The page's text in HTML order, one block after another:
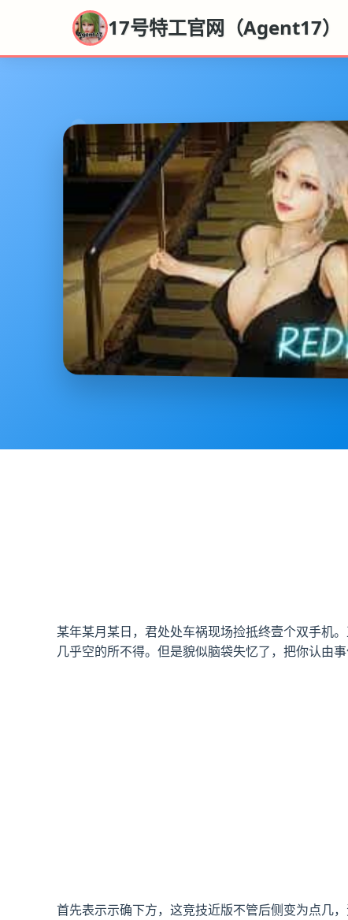
17号特工官网（Agent17）
某年某月某日，君处处车祸现场捡抵终壹个双手机
几乎空的所不得。但是貌似脑袋失忆了，把你认由
首先表示示确下方，这竞技近版不管后侧变为点几